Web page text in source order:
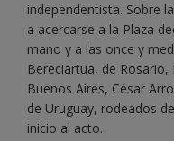
independentista. Sobre
a acercarse a la Plaza
mano y a las once y
Bereciartua, de Rosario,
Buenos Aires, César
de Uruguay, rodeados
inicio al acto.